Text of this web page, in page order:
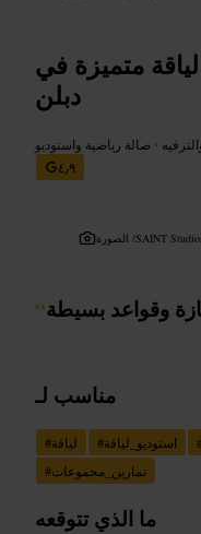
متميزة في
دبلن
• صالة رياضية واستوديو
٤٫٩
الصورة /SAINT
“وقواعد بسيطة
مناسب لـ
#لياقة #استوديو_لياقة
#تمارين_مجموعات
ما الذي تتوقعه